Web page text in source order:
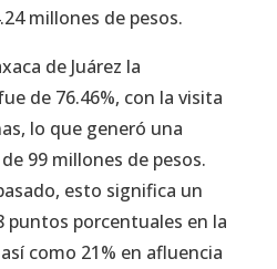
millones de pesos.
de Juárez la
de 76.46%, con la visita
lo que generó una
99 millones de pesos.
esto significa un
puntos porcentuales en la
como 21% en afluencia